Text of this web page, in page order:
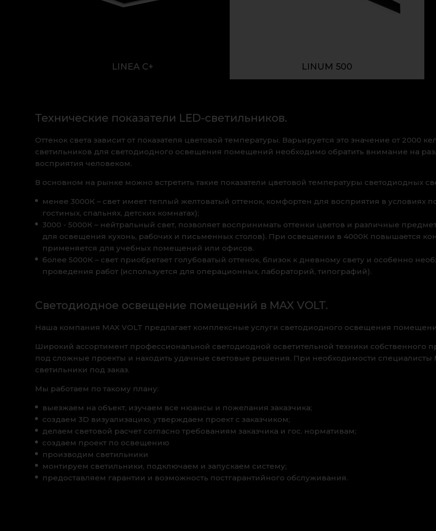
LINEA С+ LINUM 500
Технические показатели LED-светильников.
Оттенок света зависит от показателя цветовой температуры. Варьируется это значение от 2000
светильников для светодиодного освещения помещений необходимо обратить внимание на
восприятия человеком.
В основном на рынке можно встретить такие показатели цветовой температуры светодиодных
менее 3000К – свет имеет теплый желтоватый оттенок, комфортен для восприятия в условиях
гостиных, спальнях, детских комнатах);
3000 - 5000К – нейтральный свет, позволяет воспринимать оттенки цветов и различные
для освещения кухонь, рабочих и письменных столов). При освещении в 4000К повышается
применяется для учебных помещений или офисов.
более 5000К – свет приобретает голубоватый оттенок, близок к дневному свету и особенно
проведения работ (используется для операционных, лабораторий, типографий).
Светодиодное освещение помещений в MAX VOLT.
Наша компания MAX VOLT предлагает комплексные услуги светодиодного освещения
Широкий ассортимент профессиональной светодиодной осветительной техники собственного
под сложные проекты и находить удачные световые решения. При необходимости специалисты
светильники под заказ.
Мы работаем по такому плану:
выезжаем на объект, изучаем все нюансы и пожелания заказчика;
создаем 3D визуализацию, утверждаем проект с заказчиком;
делаем световой расчет согласно требованиям заказчика и гос. нормативам;
создаем проект по освещению
производим светильники
монтируем светильники, подключаем и запускаем систему;
предоставляем гарантии и возможность постгарантийного обслуживания.